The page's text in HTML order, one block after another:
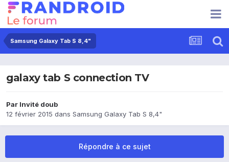
Samsung Galaxy Tab S 8,4"
galaxy tab S connection TV
Par Invité doub
12 février 2015 dans Samsung Galaxy Tab S 8,4"
Répondre à ce sujet